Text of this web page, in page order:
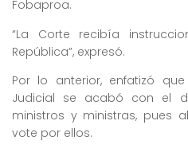
Fobaproa.
“La Corte recibía
República”, expresó.
Por lo anterior, enfatizó
Judicial se acabó con el
ministros y ministras, pues
vote por ellos.